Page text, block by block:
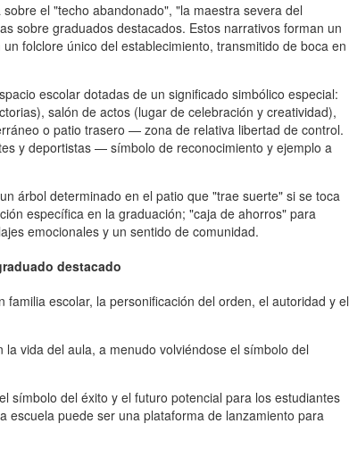
sobre el "techo abandonado", "la maestra severa del
sobre graduados destacados. Estos narrativos forman un
un folclore único del establecimiento, transmitido de boca en
escolar dotadas de un significado simbólico especial:
salón de actos (lugar de celebración y creatividad),
o patio trasero — zona de relativa libertad de control.
y deportistas — símbolo de reconocimiento y ejemplo a
árbol determinado en el patio que "trae suerte" si se toca
específica en la graduación; "caja de ahorros" para
emocionales y un sentido de comunidad.
destacado
escolar, la personificación del orden, el autoridad y el
vida del aula, a menudo volviéndose el símbolo del
el símbolo del éxito y el futuro potencial para los estudiantes
escuela puede ser una plataforma de lanzamiento para